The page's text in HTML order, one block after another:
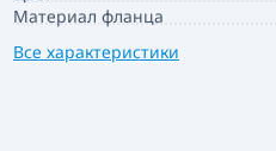
Материал фланца
Все характеристики